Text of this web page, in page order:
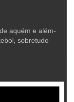
aquém e além-
sobretudo